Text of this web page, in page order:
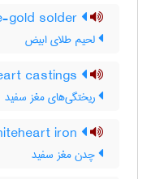
لحیم طلای ابیض
ریختگی‌های مغز سفید
چدن مغز سفید